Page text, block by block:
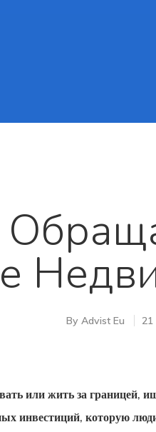
By Advist Eu 21
или жить за границей,
инвестиций, которую